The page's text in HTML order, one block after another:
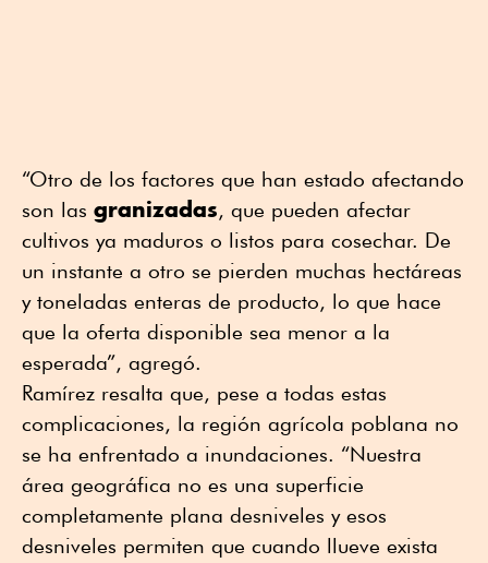
“Otro de los factores que han estado afectando
son las granizadas, que pueden afectar
cultivos ya maduros o listos para cosechar. De
un instante a otro se pierden muchas hectáreas
y toneladas enteras de producto, lo que hace
que la oferta disponible sea menor a la
esperada”, agregó.
Ramírez resalta que, pese a todas estas
complicaciones, la región agrícola poblana no
se ha enfrentado a inundaciones. “Nuestra
área geográfica no es una superficie
completamente plana desniveles y esos
desniveles permiten que cuando llueve exista